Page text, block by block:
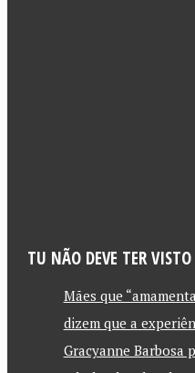
TU NÃO DEVE TER
Mães que
dizem que a
Gracyanne Barbosa